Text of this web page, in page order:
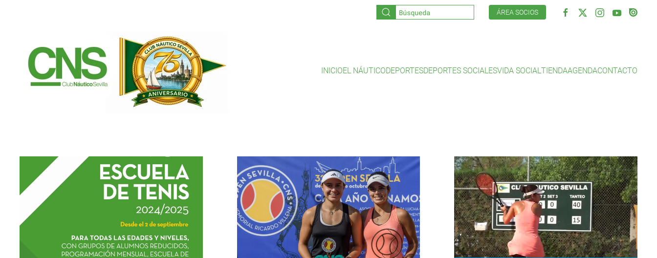
ÁREA SOCIOS
INICIOEL NÁUTICODEPORTESDEPORTES SOCIALESVIDA SOCIALTIENDAAGENDACONTACTO